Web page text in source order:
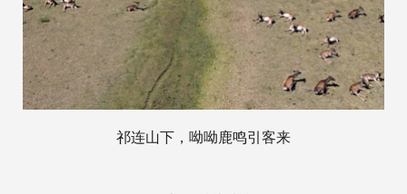
祁连山下，呦呦鹿鸣引客来